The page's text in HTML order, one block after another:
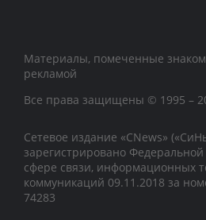
Материалы, помеченные
рекламой
Все права защищены © 1995 –
Сетевое издание «CNews»
зарегистрировано
сфере связи, информационных
коммуникаций 09.11.2018 за
74283